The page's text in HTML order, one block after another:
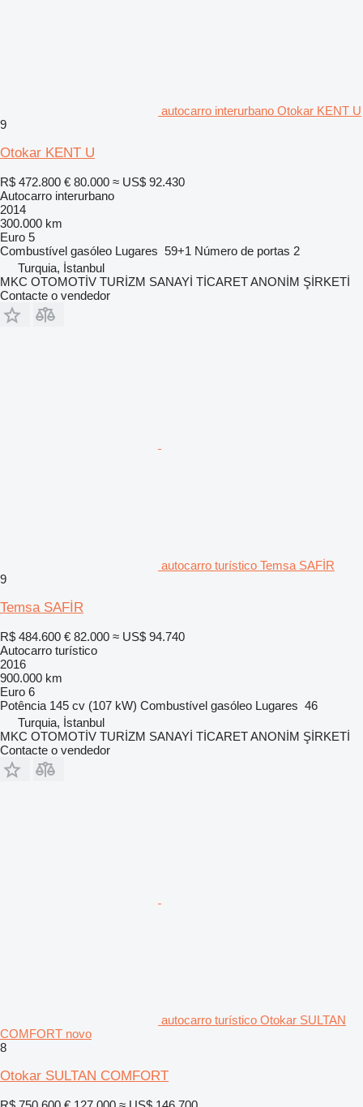
autocarro interurbano Otokar KENT U
9
Otokar KENT U
R$ 472.800 € 80.000 ≈ US$ 92.430
Autocarro interurbano
2014
300.000 km
Euro 5
Combustível gasóleo Lugares 59+1 Número de portas 2
Turquia, İstanbul
MKC OTOMOTİV TURİZM SANAYİ TİCARET ANONİM ŞİRKETİ
Contacte o vendedor
autocarro turístico Temsa SAFİR
9
Temsa SAFİR
R$ 484.600 € 82.000 ≈ US$ 94.740
Autocarro turístico
2016
900.000 km
Euro 6
Potência 145 cv (107 kW) Combustível gasóleo Lugares 46
Turquia, İstanbul
MKC OTOMOTİV TURİZM SANAYİ TİCARET ANONİM ŞİRKETİ
Contacte o vendedor
autocarro turístico Otokar SULTAN
COMFORT novo
8
Otokar SULTAN COMFORT